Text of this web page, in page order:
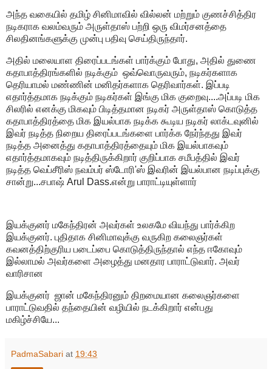
அந்த வகையில் தமிழ் சினிமாவில் வில்லன் மற்றும் குணச்சித்திர
நடிகராக வலம்வரும் அருள்தாஸ் பற்றி ஒரு விமர்சனத்தை
சிலதினங்களுக்கு முன்பு பதிவு செய்திருந்தார்.
அதில் மலையாள திரைப்படங்கள் பார்க்கும் போது, அதில் துணை
கதாபாத்திரங்களில் நடிக்கும் ஒவ்வொருவரும், நடிகர்களாக
தெரியாமல் மண்ணின் மனிதர்களாக தெரிவார்கள். இப்படி
எதார்த்தமாக நடிக்கும் நடிகர்கள் இங்கு மிக குறைவு....அப்படி மிக
சிலரில் எனக்கு மிகவும் பிடித்தமான நடிகர் அருள்தாஸ் கொடுத்த
கதாபாத்திரத்தை மிக இயல்பாக நடிக்க கூடிய நடிகர் லாக்டவுனில்
இவர் நடித்த நிறைய திரைப்படங்களை பார்க்க நேர்ந்தது இவர்
நடித்த அனைத்து கதாபாத்திரத்தையும் மிக இயல்பாகவும்
எதார்த்தமாகவும் நடித்திருக்கிறார் குறிப்பாக சமீபத்தில் இவர்
நடித்த வெப்சீரிஸ் நவம்பர் ஸ்டோரி'ஸ் இவரின் இயல்பான நடிப்புக்கு
சான்று...சபாஷ் Arul Dass.என்று பாராட்டியுள்ளார்
இயக்குனர் மகேந்திரன் அவர்கள் உலகமே வியந்து பார்க்கிற
இயக்குனர். புதிதாக சினிமாவுக்கு வருகிற கலைஞர்கள்
கவனத்திற்குரிய படைப்பை கொடுத்திருந்தால் எந்த ஈகோவும்
இல்லாமல் அவர்களை அழைத்து மனதார பாராட்டுவார். அவர்
வாரிசான
இயக்குனர் ஜான் மகேந்திரனும் திறமையான கலைஞர்களை
பாராட்டுவதில் தந்தையின் வழியில் நடக்கிறார் என்பது
மகிழ்ச்சியே...
PadmaSabari at 19:43